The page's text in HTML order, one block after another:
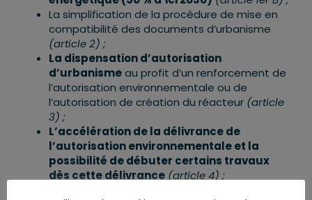
La simplification de la procédure de mise en
compatibilité des documents d’urbanisme
(article 2) ;
La dispensation d’autorisation
d’urbanismeau profit d’un renforcement de
l’autorisation environnementale ou de
l’autorisation de création du réacteur (article
3) ;
L’accélération de la délivrance de
l’autorisation environnementale et la
possibilité de débuter certains travaux
dès cette délivrance (article 4) ;